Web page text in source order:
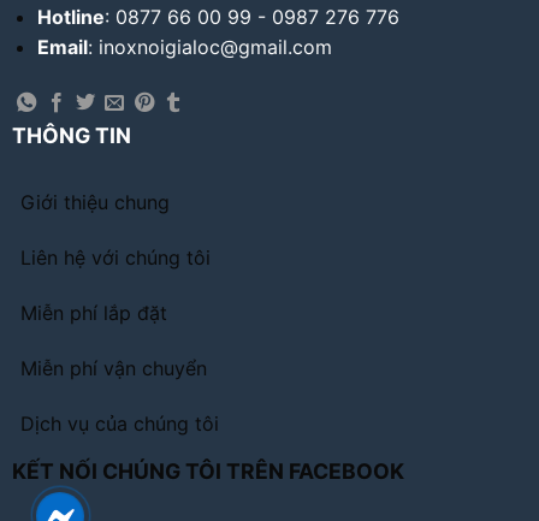
Hotline: 0877 66 00 99 - 0987 276 776
Email: inoxnoigialoc@gmail.com
THÔNG TIN
Giới thiệu chung
Liên hệ với chúng tôi
Miễn phí lắp đặt
Miễn phí vận chuyển
Dịch vụ của chúng tôi
KẾT NỐI CHÚNG TÔI TRÊN FACEBOOK